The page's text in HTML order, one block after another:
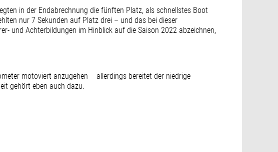
in der Endabrechnung die fünften Platz, als schnellstes Boot
nur 7 Sekunden auf Platz drei – und das bei dieser
und Achterbildungen im Hinblick auf die Saison 2022 abzeichnen,
motoviert anzugehen – allerdings bereitet der niedrige
gehört eben auch dazu.